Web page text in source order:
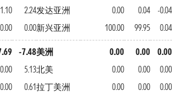
1.10
2.24
0.00 0.00
-7.48
0.00
5.13
0.00
0.61
发达亚洲
0.00 0.04
-0.04
新兴亚洲
100.00 99.95 0.04
美洲 0.00 0.00
0.00
北美
0.00 0.00
0.00
拉丁美洲
0.00 0.00 0.00